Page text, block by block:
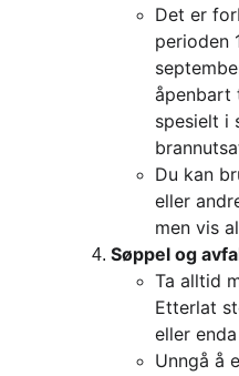
Det er
perioden
åpenbart
spesielt i
Du kan
eller
men vis
Søppel og
Ta alltid
Etterlat
eller
Unngå å